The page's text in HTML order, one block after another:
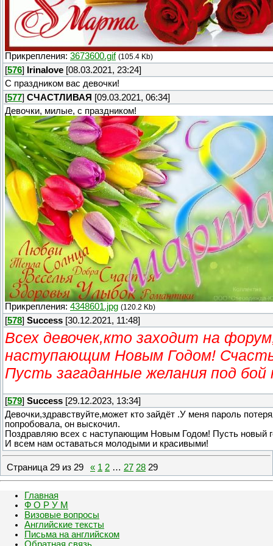
Прикрепления: 3673600.gif (105.4 Kb)
[576] Irinalove [08.03.2021, 23:24]
С праздником вас девочки!
[577] СЧАСТЛИВАЯ [09.03.2021, 06:34]
Девочки, милые, с праздником!
Прикрепления: 4348601.jpg (120.2 Kb)
[578] Success [30.12.2021, 11:48]
Всех девочек,кто заходит на
наступающим Новым Годом!
Пусть загаданные желания под бой
[579] Success [29.12.2023, 13:34]
Девочки,здравствуйте,может кто зайдёт .У меня пароль
попробовала, он выскочил.
Поздравляю всех с наступающим Новым Годом! Пусть новый
И всем нам оставаться молодыми и красивыми!
Страница 29 из 29 « 1 2 … 27 28 29
Главная
Ф О Р У М
Визовые вопросы
Английские тексты
Письма на английском
Обратная связь